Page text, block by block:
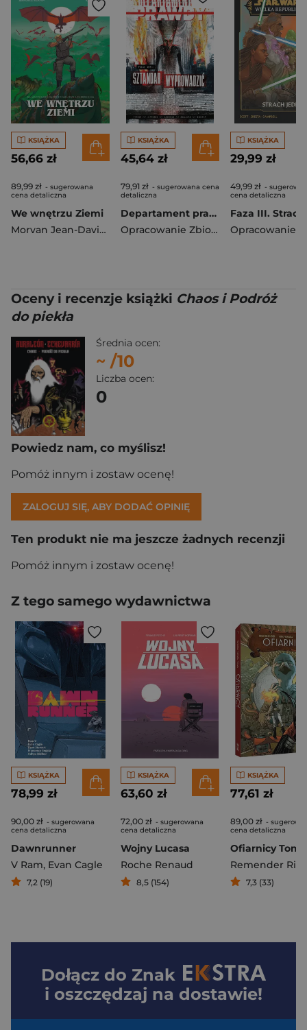
KSIĄŻKA
56,66 zł
89,99 zł - sugerowana
cena detaliczna
We wnętrzu Ziemi
Morvan Jean-David
Rafael Ortiz
KSIĄŻKA
45,64 zł
79,91 zł - sugerowana cena
detaliczna
Departament prawdy T.6 Sztandar wyprowadzić
Opracowanie Zbiorowe
KSIĄŻKA
29,99 zł
49,99 zł -
cena detaliczna
Oceny i recenzje książki Chaos i Podróż
do piekła
Średnia ocen:
~ /10
Liczba ocen:
0
Powiedz nam, co myślisz!
Pomóż innym i zostaw ocenę!
ZALOGUJ SIĘ, ABY DODAĆ OPINIĘ
Ten produkt nie ma jeszcze żadnych recenzji
Pomóż innym i zostaw ocenę!
Z tego samego wydawnictwa
KSIĄŻKA
78,99 zł
90,00 zł - sugerowana
cena detaliczna
Dawnrunner
V Ram, Evan Cagle
7,2 (19)
KSIĄŻKA
63,60 zł
72,00 zł - sugerowana
cena detaliczna
Wojny Lucasa
Roche Renaud
8,5 (154)
KSIĄŻKA
77,61 zł
89,00 zł -
cena detaliczna
Ofiarnicy Tom 1
Remender Rick
7,3 (33)
Dołącz do Znak
i oszczędzaj na dostawie!